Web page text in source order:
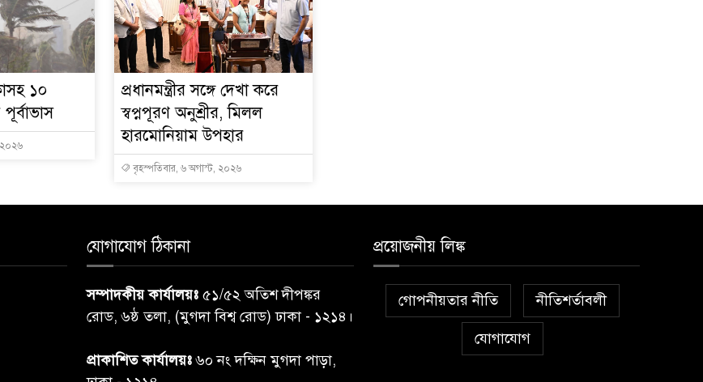
১০
২০২৬
প্রধানমন্ত্রীর সঙ্গে দেখা করে
স্বপ্নপূরণ অনুশ্রীর, মিলল
হারমোনিয়াম উপহার
বৃহস্পতিবার, ৬ অগাস্ট, ২০২৬
যোগাযোগ ঠিকানা
সম্পাদকীয় কার্যালয়ঃ ৫১/৫২ অতিশ দীপঙ্কর
রোড, ৬ষ্ঠ তলা, (মুগদা বিশ্ব রোড) ঢাকা - ১২১৪।
প্রাকাশিত কার্যালয়ঃ৬০ নং দক্ষিন মুগদা পাড়া,
প্রয়োজনীয় লিঙ্ক
গোপনীয়তার নীতি নীতিশর্তাবলী
যোগাযোগ